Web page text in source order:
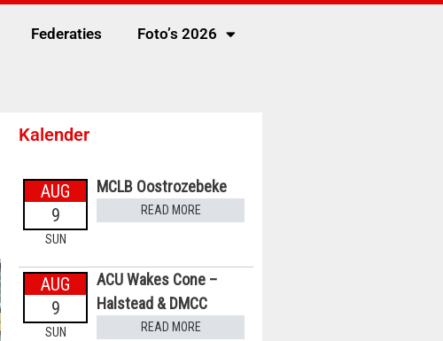
Federaties Foto’s 2026
Kalender
AUG
9
SUN
MCLB Oostrozebeke
READ MORE
AUG
9
SUN
ACU Wakes Cone –
Halstead & DMCC
READ MORE